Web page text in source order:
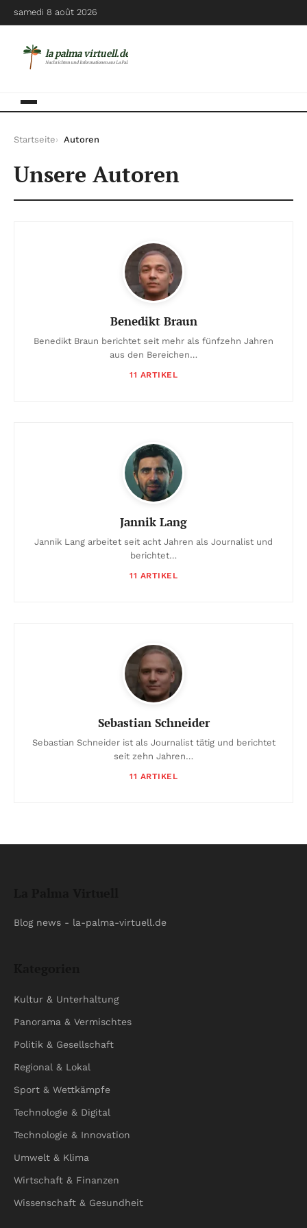
samedi 8 août 2026
la palma virtuell.de
Nachrichten und Informationen aus La Palma
Startseite Autoren
Unsere Autoren
Benedikt Braun
Benedikt Braun berichtet seit mehr als fünfzehn Jahren
aus den Bereichen…
11 ARTIKEL
Jannik Lang
Jannik Lang arbeitet seit acht Jahren als Journalist und
berichtet…
11 ARTIKEL
Sebastian Schneider
Sebastian Schneider ist als Journalist tätig und berichtet
seit zehn Jahren…
11 ARTIKEL
Blog news - la-palma-virtuell.de
Kultur & Unterhaltung
Panorama & Vermischtes
Politik & Gesellschaft
Regional & Lokal
Sport & Wettkämpfe
Technologie & Digital
Technologie & Innovation
Umwelt & Klima
Wirtschaft & Finanzen
Wissenschaft & Gesundheit